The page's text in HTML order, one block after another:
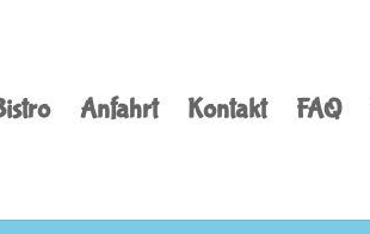
Anfahrt Kontakt FAQ